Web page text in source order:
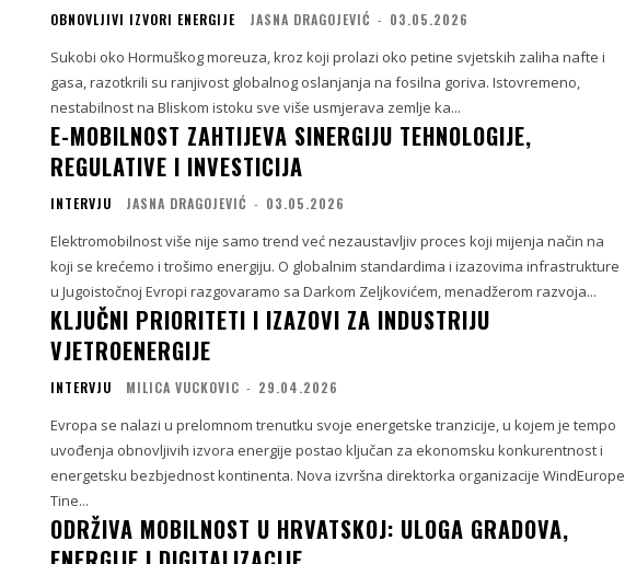
OBNOVLJIVI IZVORI ENERGIJE JASNA DRAGOJEVIĆ - 03.05.2026
Sukobi oko Hormuškog moreuza, kroz koji prolazi oko petine svjetskih zaliha nafte i
gasa, razotkrili su ranjivost globalnog oslanjanja na fosilna goriva. Istovremeno,
nestabilnost na Bliskom istoku sve više usmjerava zemlje ka...
E-MOBILNOST ZAHTIJEVA SINERGIJU TEHNOLOGIJE,
REGULATIVE I INVESTICIJA
INTERVJU JASNA DRAGOJEVIĆ - 03.05.2026
Elektromobilnost više nije samo trend već nezaustavljiv proces koji mijenja način na
koji se krećemo i trošimo energiju. O globalnim standardima i izazovima infrastrukture
u Jugoistočnoj Evropi razgovaramo sa Darkom Zeljkovićem, menadžerom razvoja...
KLJUČNI PRIORITETI I IZAZOVI ZA INDUSTRIJU
VJETROENERGIJE
INTERVJU MILICA VUCKOVIC - 29.04.2026
Evropa se nalazi u prelomnom trenutku svoje energetske tranzicije, u kojem je tempo
uvođenja obnovljivih izvora energije postao ključan za ekonomsku konkurentnost i
energetsku bezbjednost kontinenta. Nova izvršna direktorka organizacije WindEurope
Tine...
ODRŽIVA MOBILNOST U HRVATSKOJ: ULOGA GRADOVA,